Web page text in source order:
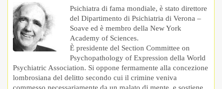
Psichiatra di fama mondiale, è stato direttore
del Dipartimento di Psichiatria di Verona –
Soave ed è membro della New York
Academy of Sciences.
È presidente del Section Committee on
Psychopathology of Expression della World
Psychiatric Association. Si oppone fermamente alla concezione
lombrosiana del delitto secondo cui il crimine veniva